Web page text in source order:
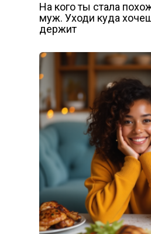
На кого ты стала
муж. Уходи куда
держит